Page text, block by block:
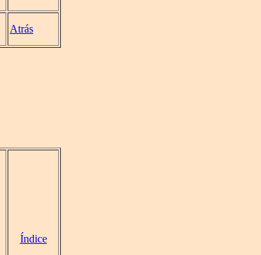
Atrás
Índice